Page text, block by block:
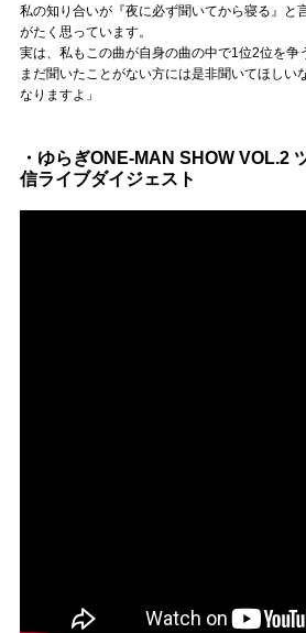
私の知り合いが『夜に必ず聞いてから寝る』と
がたく思っています。
実は、私もこの曲が自身の曲の中で1位2位を争
まだ聞いたことがない方には是非聞いてほしい
なりますよ」
・ゆらぎONE-MAN SHOW VOL.2
信ライブダイジェスト